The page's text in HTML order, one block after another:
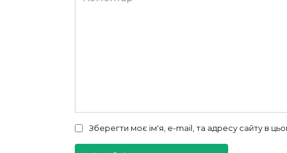
Зберегти моє ім'я, e-mail, та адресу сайту в